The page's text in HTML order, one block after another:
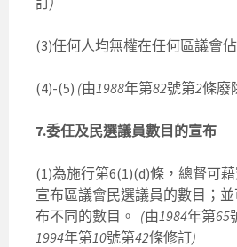
(3)任何人均無權在任何區議會
(4)-(5) (由1988年第82號第2條廢
7.委任及民選議員數目的宣布
(1)為施行第6(1)(d)條，總督可
宣布區議會民選議員的數目；
布不同的數目。 (由1984年第65
1994年第10號第42條修訂)